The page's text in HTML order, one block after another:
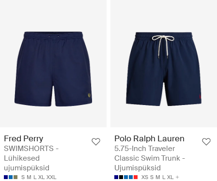
Fred Perry
SWIMSHORTS -
Lühikesed
ujumispüksid
S M L XL XXL
Polo Ralph Lauren
5.75-Inch Traveler
Classic Swim Trunk -
Ujumispüksid
XS S M L XL